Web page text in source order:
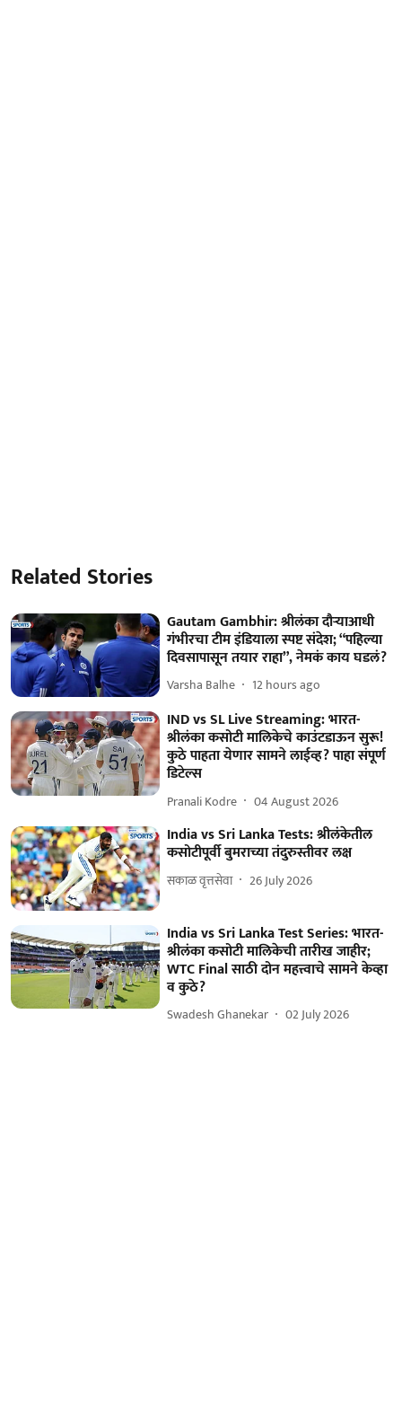
Related Stories
Gautam Gambhir: श्रीलंका दौऱ्याआधी
गंभीरचा टीम इंडियाला स्पष्ट संदेश; “पहिल्या
दिवसापासून तयार राहा”, नेमकं काय घडलं?
Varsha Balhe 12 hours ago
IND vs SL Live Streaming: भारत-
श्रीलंका कसोटी मालिकेचे काउंटडाऊन सुरू!
कुठे पाहता येणार सामने लाईव्ह? पाहा संपूर्ण
डिटेल्स
Pranali Kodre 04 August 2026
India vs Sri Lanka Tests: श्रीलंकेतील
कसोटीपूर्वी बुमराच्या तंदुरुस्तीवर लक्ष
सकाळ वृत्तसेवा 26 July 2026
India vs Sri Lanka Test Series: भारत-
श्रीलंका कसोटी मालिकेची तारीख जाहीर;
WTC Final साठी दोन महत्त्वाचे सामने केव्हा
व कुठे?
Swadesh Ghanekar 02 July 2026